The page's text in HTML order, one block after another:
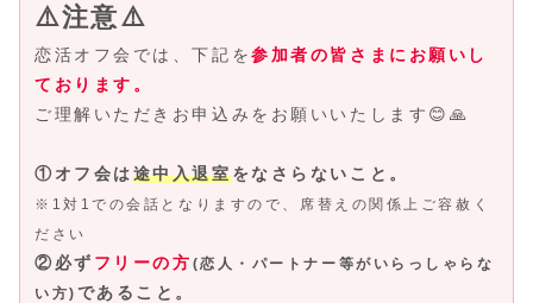
⚠️注意⚠️
恋活オフ会では、下記を参加者の皆さまにお願いし
ております。
ご理解いただきお申込みをお願いいたします😊🙏
①オフ会は途中入退室をなさらないこと。
※1対1での会話となりますので、席替えの関係上ご容赦く
ださい
②必ず フリーの方 (恋人・パートナー等がいらっしゃらな
い方) であること。